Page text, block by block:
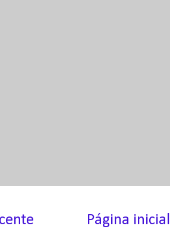
Página inicial